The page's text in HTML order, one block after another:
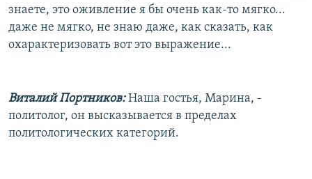
знаете, это оживление я бы очень как-то мягко...
даже не мягко, не знаю даже, как сказать, как
охарактеризовать вот это выражение...
Виталий Портников:Наша гостья, Марина, -
политолог, он высказывается в пределах
политологических категорий.